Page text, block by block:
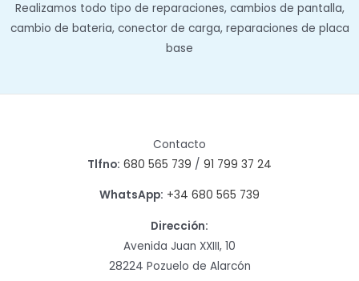
Realizamos todo tipo de reparaciones, cambios de pantalla,
cambio de bateria, conector de carga, reparaciones de placa
base
Contacto
Tlfno: 680 565 739 / 91 799 37 24
WhatsApp: +34 680 565 739
Dirección:
Avenida Juan XXIII, 10
28224 Pozuelo de Alarcón